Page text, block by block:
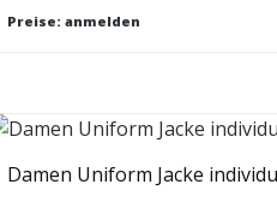
Gold- bzw. Silber-Trim doppelreihige
anderem: hier: 54% PES 44% Wolle 2% Lycra,
Preise: anmelden
Damen Uniform Jacke